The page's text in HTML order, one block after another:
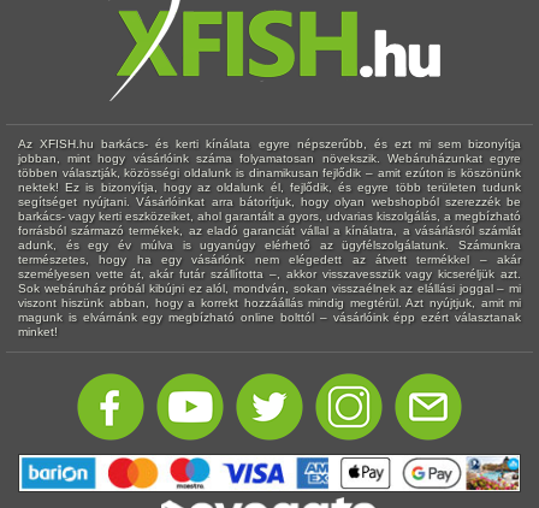
Az XFISH.hu barkács- és kerti kínálata egyre népszerűbb, és ezt mi sem bizonyítja
jobban, mint hogy vásárlóink száma folyamatosan növekszik. Webáruházunkat egyre
többen választják, közösségi oldalunk is dinamikusan fejlődik – amit ezúton is köszönünk
nektek! Ez is bizonyítja, hogy az oldalunk él, fejlődik, és egyre több területen tudunk
segítséget nyújtani. Vásárlóinkat arra bátorítjuk, hogy olyan webshopból szerezzék be
barkács- vagy kerti eszközeiket, ahol garantált a gyors, udvarias kiszolgálás, a megbízható
forrásból származó termékek, az eladó garanciát vállal a kínálatra, a vásárlásról számlát
adunk, és egy év múlva is ugyanúgy elérhető az ügyfélszolgálatunk. Számunkra
természetes, hogy ha egy vásárlónk nem elégedett az átvett termékkel – akár
személyesen vette át, akár futár szállította –, akkor visszavesszük vagy kicseréljük azt.
Sok webáruház próbál kibújni ez alól, mondván, sokan visszaélnek az elállási joggal – mi
viszont hiszünk abban, hogy a korrekt hozzáállás mindig megtérül. Azt nyújtjuk, amit mi
magunk is elvárnánk egy megbízható online bolttól – vásárlóink épp ezért választanak
minket!